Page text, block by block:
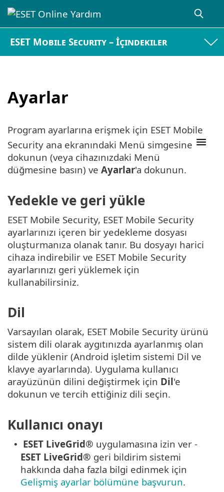
ESET Mobile Security – İçindekiler
Ayarlar
Program ayarlarına erişmek için ESET Mobile
Security ana ekranındaki Menü simgesine
dokunun (veya cihazınızdaki Menü
düğmesine basın) ve Ayarlar'a dokunun.
Yedekle ve geri yükle
ESET Mobile Security, ESET Mobile Security
ayarlarınızı içeren bir yedekleme dosyası
oluşturmanıza olanak tanır. Bu dosyayı harici
cihaza indirebilir ve ESET Mobile Security
ayarlarınızı geri yüklemek için
kullanabilirsiniz.
Dil
Varsayılan olarak, ESET Mobile Security ürünü
sistem dili olarak aygıtınızda ayarlanmış olan
dilde yüklenir (Android işletim sistemi Dil ve
klavye ayarlarında). Uygulama kullanıcı
arayüzünün dilini değiştirmek için Dil'e
dokunun ve tercih ettiğiniz dili seçin.
Kullanıcı onayı
• ESET LiveGrid® uygulamasına izin ver -
ESET LiveGrid® geri bildirim sistemi
hakkında daha fazla bilgi edinmek için
Gelişmiş ayarlar bölümüne başvurun.